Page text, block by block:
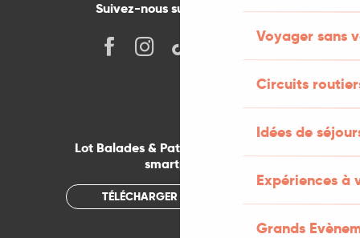
Voyager sans
Circuits
Idées de
Expériences à
Grands
Suivez-nous sur les réseaux !
Lot Balades & Patrimoines sur votre
smartphone
TÉLÉCHARGER L'APPLICATION